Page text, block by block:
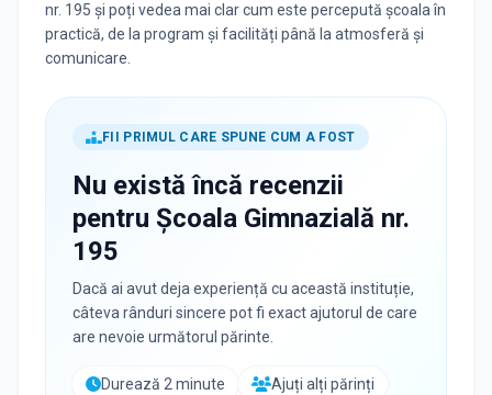
nr. 195 și poți vedea mai clar cum este percepută școala în
practică, de la program și facilități până la atmosferă și
comunicare.
FII PRIMUL CARE SPUNE CUM A FOST
Nu există încă recenzii
pentru Școala Gimnazială nr.
195
Dacă ai avut deja experiență cu această instituție,
câteva rânduri sincere pot fi exact ajutorul de care
are nevoie următorul părinte.
Durează 2 minute
Ajuți alți părinți